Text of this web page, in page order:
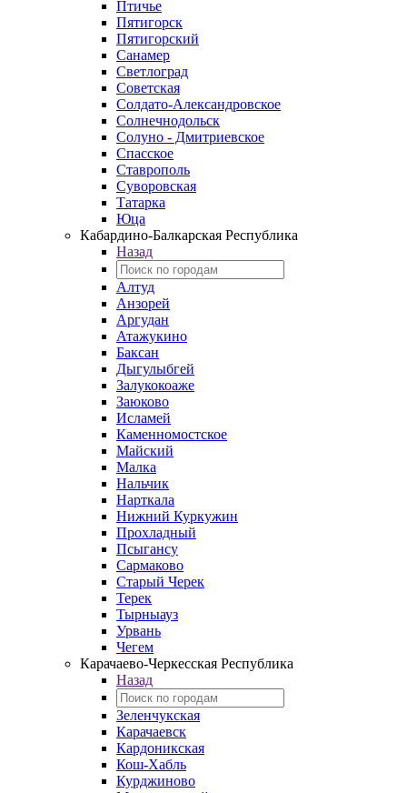
Птичье
Пятигорск
Пятигорский
Санамер
Светлоград
Советская
Солдато-Александровское
Солнечнодольск
Солуно - Дмитриевское
Спасское
Ставрополь
Суворовская
Татарка
Юца
Кабардино‑Балкарская Республика
Назад
Алтуд
Анзорей
Аргудан
Атажукино
Баксан
Дыгулыбгей
Залукокоаже
Заюково
Исламей
Каменномостское
Майский
Малка
Нальчик
Нарткала
Нижний Куркужин
Прохладный
Псыгансу
Сармаково
Старый Черек
Терек
Тырныауз
Урвань
Чегем
Карачаево-Черкесская Республика
Назад
Зеленчукская
Карачаевск
Кардоникская
Кош-Хабль
Курджиново